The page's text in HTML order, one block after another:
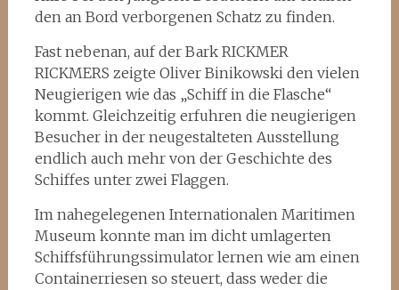
den an Bord verborgenen Schatz zu finden.
Fast nebenan, auf der Bark RICKMER
RICKMERS zeigte Oliver Binikowski den vielen
Neugierigen wie das „Schiff in die Flasche“
kommt. Gleichzeitig erfuhren die neugierigen
Besucher in der neugestalteten Ausstellung
endlich auch mehr von der Geschichte des
Schiffes unter zwei Flaggen.
Im nahegelegenen Internationalen Maritimen
Museum konnte man im dicht umlagerten
Schiffsführungssimulator lernen wie am einen
Containerriesen so steuert, dass weder die